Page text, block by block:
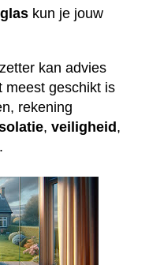
kun je jouw
kan advies
meest geschikt is
rekening
, veiligheid,
.